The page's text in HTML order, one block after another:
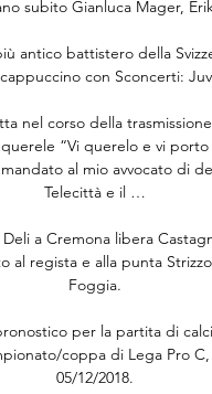
subito Gianluca Mager,
antico battistero della
con Sconcerti:
nel corso della trasmissione
“Vi querelo e vi
al mio avvocato di
Telecittà e il …
a Cremona libera
al regista e alla punta
Foggia.
per la partita di
coppa di Lega Pro
05/12/2018.